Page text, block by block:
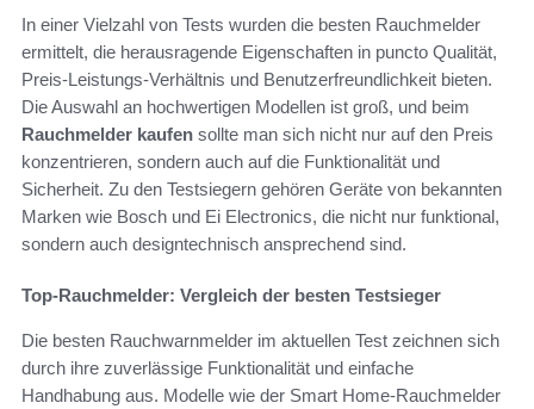
In einer Vielzahl von Tests wurden die besten Rauchmelder
ermittelt, die herausragende Eigenschaften in puncto Qualität,
Preis-Leistungs-Verhältnis und Benutzerfreundlichkeit bieten.
Die Auswahl an hochwertigen Modellen ist groß, und beim
Rauchmelder kaufen sollte man sich nicht nur auf den Preis
konzentrieren, sondern auch auf die Funktionalität und
Sicherheit. Zu den Testsiegern gehören Geräte von bekannten
Marken wie Bosch und Ei Electronics, die nicht nur funktional,
sondern auch designtechnisch ansprechend sind.
Top-Rauchmelder: Vergleich der besten Testsieger
Die besten Rauchwarnmelder im aktuellen Test zeichnen sich
durch ihre zuverlässige Funktionalität und einfache
Handhabung aus. Modelle wie der Smart Home-Rauchmelder